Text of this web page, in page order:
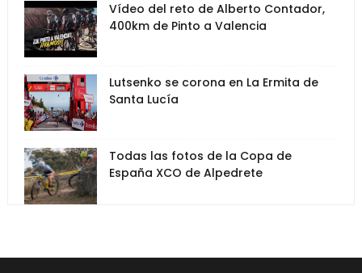
Vídeo del reto de Alberto Contador,
400km de Pinto a Valencia
Lutsenko se corona en La Ermita de
Santa Lucía
Todas las fotos de la Copa de
España XCO de Alpedrete